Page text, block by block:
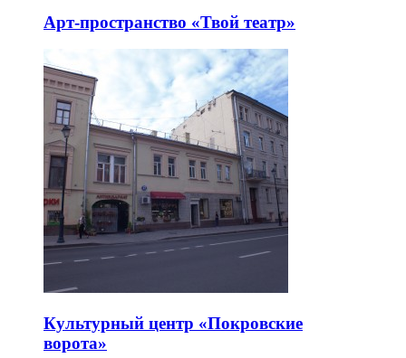
Арт-пространство «Твой театр»
Культурный центр «Покровские
ворота»